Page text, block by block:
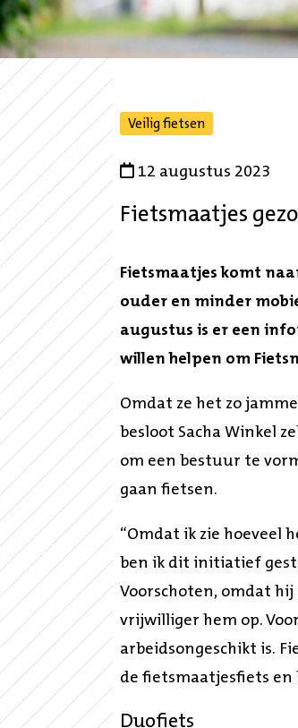
Veilig fietsen,
overzicht
12 augustus 2023
Fietsmaatjes
Fietsmaatjes komt
ouder en minder
augustus is er een
willen helpen om
Omdat ze het zo
besloot Sacha Winkel
om een bestuur te
gaan fietsen.
“Omdat ik zie hoeveel
ben ik dit initiatief
Voorschoten, omdat
vrijwilliger hem op.
arbeidsongeschikt is.
de fietsmaatjesfiets en
Duofiets